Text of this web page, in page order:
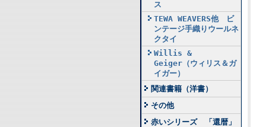
ス
TEWA WEAVERS他 ビ
ンテージ手織りウールネ
クタイ
Willis &
Geiger（ウィリス＆ガ
イガー）
関連書籍（洋書）
その他
赤いシリーズ 「還暦」